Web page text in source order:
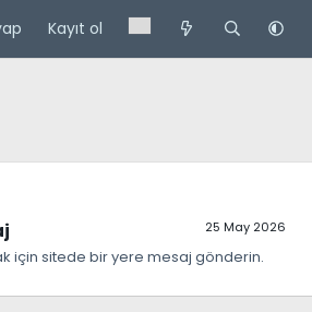
Kayıt ol
25 May 2026
için sitede bir yere mesaj gönderin.